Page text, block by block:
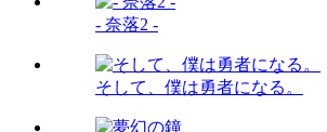
- 奈落2 -
そして、僕は勇者になる。